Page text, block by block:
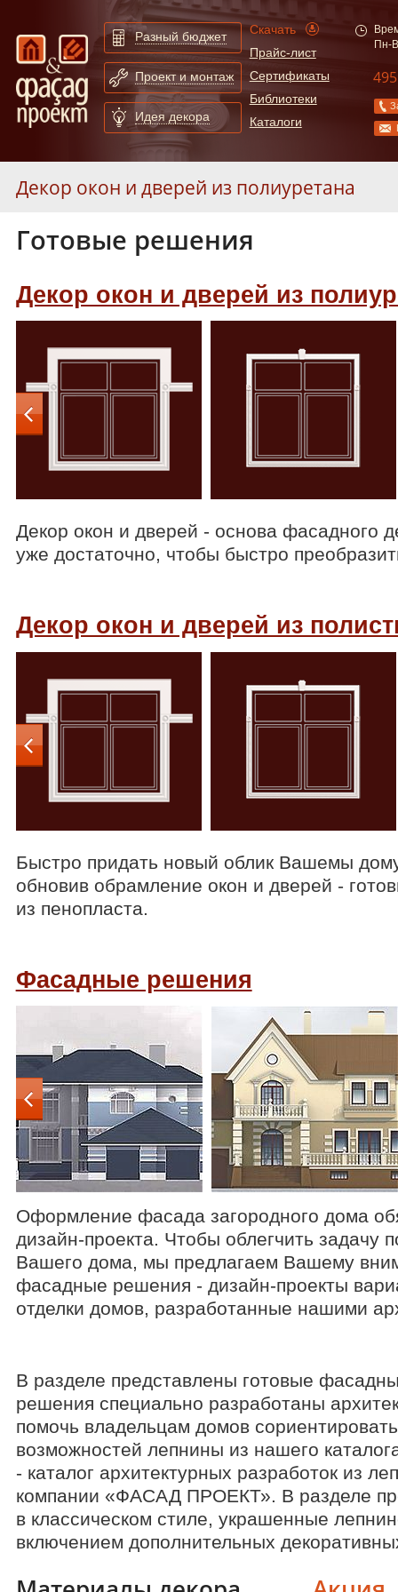
Разный бюджет
Проект и монтаж
Идея декора
Скачать
Прайс-лист
Сертификаты
Библиотеки
Каталоги
Пн-
Декор окон и дверей из полиуретана
Декор окон и дверей из полистирола
Расширенный поиск по сайту
Готовые решения
Декор окон и дверей из
Декор окон и дверей - основа фасадного
уже достаточно, чтобы быстро
Декор окон и дверей из
Быстро придать новый облик Вашемы
обновив обрамление окон и дверей -
из пенопласта.
Фасадные решения
Оформление фасада загородного дома
дизайн-проекта. Чтобы облегчить задачу
Вашего дома, мы предлагаем Вашему
фасадные решения - дизайн-проекты
отделки домов, разработанные нашими
В разделе представлены готовые
решения специально разработаны
помочь владельцам домов
возможностей лепнины из нашего
- каталог архитектурных разработок из
компании «ФАСАД ПРОЕКТ». В разделе
в классическом стиле, украшенные
включением дополнительных